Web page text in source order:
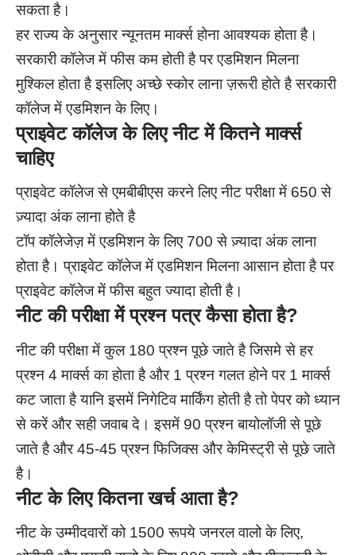
सकता है।
हर राज्य के अनुसार न्यूनतम मार्क्स होना आवश्यक होता है।
सरकारी कॉलेज में फीस कम होती है पर एडमिशन मिलना
मुश्किल होता है इसलिए अच्छे स्कोर लाना ज़रूरी होते है सरकारी
कॉलेज में एडमिशन के लिए।
प्राइवेट कॉलेज के लिए नीट में कितने मार्क्स
चाहिए
प्राइवेट कॉलेज से एमबीबीएस करने लिए नीट परीक्षा में 650 से
ज़्यादा अंक लाना होते है
टॉप कॉलेजेज़ में एडमिशन के लिए 700 से ज़्यादा अंक लाना
होता है।प्राइवेट कॉलेज में एडमिशन मिलना आसान होता है पर
प्राइवेट कॉलेज में फीस बहुत ज्यादा होती है।
नीट की परीक्षा में प्रश्न पत्र कैसा होता है?
नीट की परीक्षा में कुल 180 प्रश्न पूछे जाते है जिसमे से हर
प्रश्न 4 मार्क्स का होता है और 1 प्रश्न गलत होने पर 1 मार्क्स
कट जाता है यानि इसमें निगेटिव मार्किंग होती है तो पेपर को ध्यान
से करें और सही जवाब दे। इसमें 90 प्रश्न बायोलॉजी से पूछे
जाते है और 45-45 प्रश्न फिजिक्स और केमिस्ट्री से पूछे जाते
है।
नीट के लिए कितना खर्च आता है?
नीट के उम्मीदवारों को 1500 रूपये जनरल वालो के लिए,